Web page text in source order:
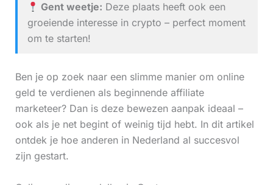
Gent weetje: Deze plaats heeft ook een
groeiende interesse in crypto – perfect moment
om te starten!
Ben je op zoek naar een slimme manier om online
geld te verdienen als beginnende affiliate
marketeer? Dan is deze bewezen aanpak ideaal –
ook als je net begint of weinig tijd hebt. In dit artikel
ontdek je hoe anderen in Nederland al succesvol
zijn gestart.